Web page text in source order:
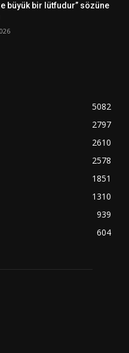
büyük bir lütfudur” sözüne
5082
2797
2610
2578
1851
1310
939
604